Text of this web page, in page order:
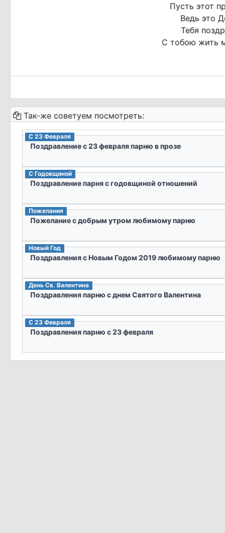
Пусть этот
Ведь это
Тебя
С тобою жить
Так-же советуем посмотреть:
C 23 Февраля
Поздравление с 23 февраля парню в прозе
С Годовщиной
Поздравление парня с годовщиной отношений
Пожелания
Пожелание с добрым утром любимому парню
Новый Год
Поздравления с Новым Годом 2019 любимому парню
День Св. Валентина
Поздравления парню с днем Святого Валентина
C 23 Февраля
Поздравления парню с 23 февраля